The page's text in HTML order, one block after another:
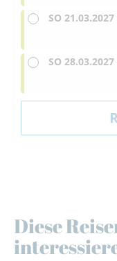
SO 21.03.2027
SO 28.03.2027
Diese